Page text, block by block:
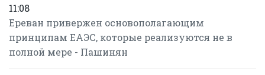
11:08
Ереван привержен основополагающим
принципам ЕАЭС, которые реализуются не в
полной мере - Пашинян